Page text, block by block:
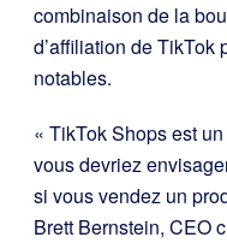
combinaison de la
d’affiliation de TikTok
notables.
« TikTok Shops est
vous devriez
si vous vendez un
Brett Bernstein, CEO